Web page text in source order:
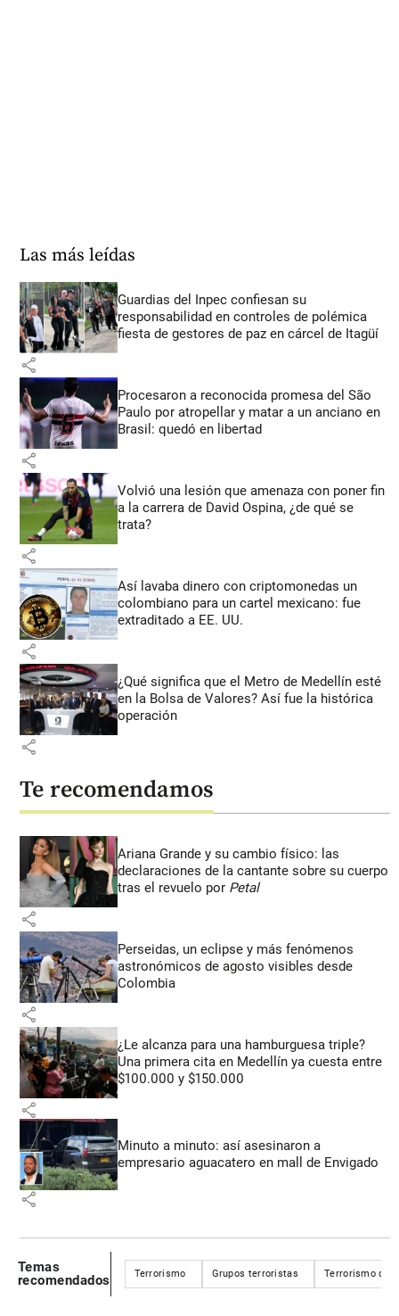
Las más leídas
Guardias del Inpec confiesan su
responsabilidad en controles de polémica
fiesta de gestores de paz en cárcel de Itagüí
share
Procesaron a reconocida promesa del São
Paulo por atropellar y matar a un anciano en
Brasil: quedó en libertad
share
Volvió una lesión que amenaza con poner fin
a la carrera de David Ospina, ¿de qué se
trata?
share
Así lavaba dinero con criptomonedas un
colombiano para un cartel mexicano: fue
extraditado a EE. UU.
share
¿Qué significa que el Metro de Medellín esté
en la Bolsa de Valores? Así fue la histórica
operación
share
Te recomendamos
Ariana Grande y su cambio físico: las
declaraciones de la cantante sobre su cuerpo
tras el revuelo por Petal
share
Perseidas, un eclipse y más fenómenos
astronómicos de agosto visibles desde
Colombia
share
¿Le alcanza para una hamburguesa triple?
Una primera cita en Medellín ya cuesta entre
$100.000 y $150.000
share
Minuto a minuto: así asesinaron a
empresario aguacatero en mall de Envigado
share
Temas
recomendados
Terrorismo Grupos terroristas Terrorismo de